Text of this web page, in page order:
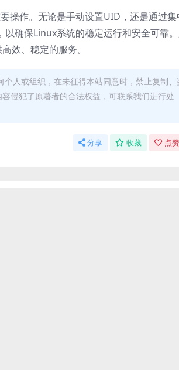
操作。无论是手动设置UID，还是通过集
确保Linux系统的稳定运行和安全可靠
效、稳定的服务。
人或组织，在未征得本站同意时，禁止复制、
侵犯了原著者的合法权益，可联系我们进行处
分享 收藏 点